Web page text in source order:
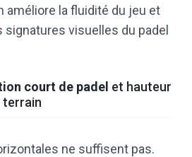
améliore la fluidité du jeu et
signatures visuelles du padel
court de padel et hauteur
terrain
ne suffisent pas.